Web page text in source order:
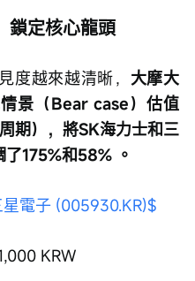
鎖定核心龍頭
度越來越清晰， 大摩大
景（Bear case）估值
期），將SK海力士和三
175%和58% 。
電子 (005930.KR)$
KRW